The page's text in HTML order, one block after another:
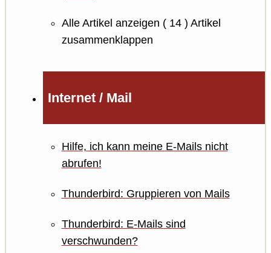
Alle Artikel anzeigen ( 14 ) Artikel
zusammenklappen
Internet / Mail
Hilfe, ich kann meine E-Mails nicht
abrufen!
Thunderbird: Gruppieren von Mails
Thunderbird: E-Mails sind
verschwunden?